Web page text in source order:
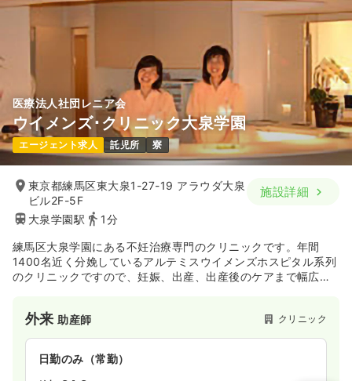
医療法人社団レニア会
ウイメンズ･クリニック大泉学園
エージェント求人 託児所 寮
東京都練馬区東大泉1-27-19 アラウダ大泉
ビル2F-5F
大泉学園駅
1分
施設詳細
練馬区大泉学園にある不妊治療専門のクリニックです。年間
1400名近く分娩しているアルテミスウイメンズホスピタル系列
のクリニックですので、妊娠、出産、出産後のケアまで幅広く
外来 助産師 クリニック
日勤のみ（常勤）